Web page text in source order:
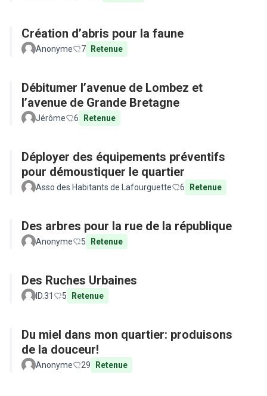
Création d’abris pour la faune
Anonyme 7 Retenue
Débitumer l’avenue de Lombez et
l’avenue de Grande Bretagne
Jérôme 6 Retenue
Déployer des équipements préventifs
pour démoustiquer le quartier
Asso des Habitants de Lafourguette 6 Retenue
Des arbres pour la rue de la république
Anonyme 5 Retenue
Des Ruches Urbaines
ID.31 5 Retenue
Du miel dans mon quartier: produisons
de la douceur!
Anonyme 29 Retenue